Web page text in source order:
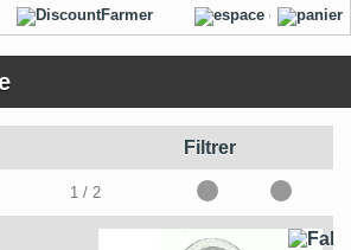
Filtrer
1/ 2